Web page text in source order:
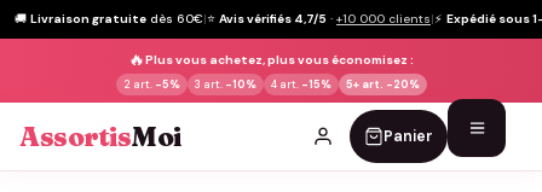
🚚 Livraison gratuite dès 60€|⭐ Avis vérifiés 4,7/5 · +10 000 clients|⚡ Expédié sous
🔥Plus vous achetez, plus vous économisez :
2 art. -5% 3 art. -10% 4 art. -15% 5+ art. -20%
AssortisMoi Panier